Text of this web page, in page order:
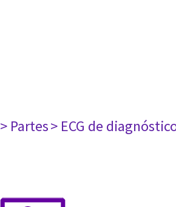
> Partes> ECG de